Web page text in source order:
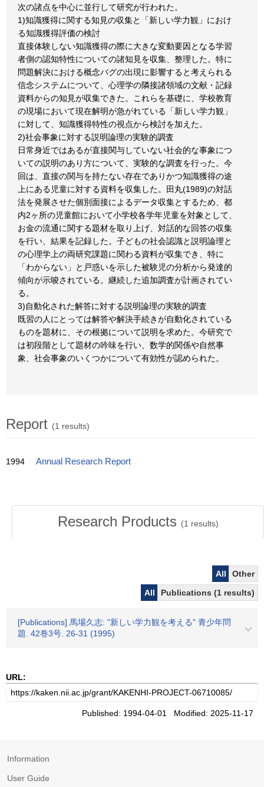
次の諸点を中心に並行して研究が行われた。
1)知識獲得に関する知見の収集と「新しい学力観」におけ
る知識獲得評価の検討
直接体験しない知識獲得の際に大きな変動要因となる学習
者側の認知特性についての諸知見を収集、整理した。特に
問題解決における概念バグの出現に影響すると考えられる
信念システムについて、心理学の隣接諸領域の文献・記録
資料からの知見が収集できた。これらを基礎に、学校教育
の現場において現在解明が急がれている「新しい学力観」
に対して、知識獲得特性の視点から検討を加えた。
2)社会事象に対する説明論理の実験的調査
日常身近ではあるが直接関与していない社会的な事象につ
いての説明のあり方について、実験的な調査を行った。今
回は、直接の関与を持たない存在でありかつ知識獲得の途
上にある児童に対する資料を収集した。田丸(1989)の対話
法を発展させた個別面接によるデータ収集とするため、都
内2ヶ所の児童館において小学校各学年児童を対象として、
お金の流通に関する題材を取り上げ、対話的な回答の収集
を行い、結果を記録した。子どもの社会認識と説明論理と
の心理学上の両研究課題に関わる資料が収集でき、特に
「わからない」と戸惑いを示した被験児の分析から発達的
傾向が示唆されている。継続した追加調査が計画されてい
る。
3)自動化された解答に対する説明論理の実験的調査
既習の人にとっては解答や解決手続きが自動化されている
ものを題材に、その根拠について説明を求めた。今研究で
は初段階として題材の吟味を行い、数学的関係や自然事
象、社会事象のいくつかについて有効性が認められた。
Report (1 results)
1994 Annual Research Report
Research Products (1 results)
All
Other
All
Publications (1 results)
[Publications] 馬場久志: "新しい学力観を考える" 青少年問
題. 42巻3号. 26-31 (1995)
URL:
Published: 1994-04-01 Modified: 2025-11-17
Information
User Guide